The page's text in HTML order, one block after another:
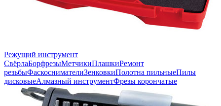
Режущий инструмент
СвёрлаБорфрезыМетчикиПлашкиРемонт
резьбыФаскоснимателиЗенковкиПолотна пильныеПилы
дисковыеАлмазный инструментФрезы корончатые